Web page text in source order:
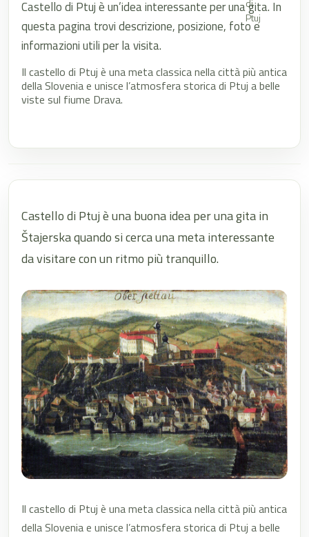
di
Ptuj
Castello di Ptuj è un’idea interessante per una gita. In
questa pagina trovi descrizione, posizione, foto e
informazioni utili per la visita.
Il castello di Ptuj è una meta classica nella città più antica
della Slovenia e unisce l’atmosfera storica di Ptuj a belle
viste sul fiume Drava.
Castello di Ptuj è una buona idea per una gita in
Štajerska quando si cerca una meta interessante
da visitare con un ritmo più tranquillo.
Il castello di Ptuj è una meta classica nella città più antica
della Slovenia e unisce l’atmosfera storica di Ptuj a belle